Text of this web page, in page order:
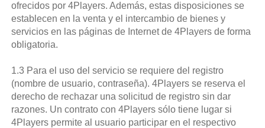
ofrecidos por 4Players. Además, estas disposiciones se
establecen en la venta y el intercambio de bienes y
servicios en las páginas de Internet de 4Players de forma
obligatoria.
1.3 Para el uso del servicio se requiere del registro
(nombre de usuario, contraseña). 4Players se reserva el
derecho de rechazar una solicitud de registro sin dar
razones. Un contrato con 4Players sólo tiene lugar si
4Players permite al usuario participar en el respectivo